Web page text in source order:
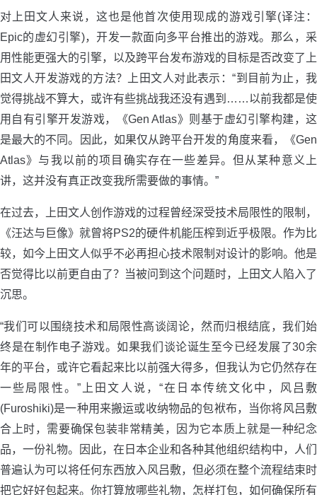
对上田文人来说，这也是他首次使用现成的游戏引擎(译注：
Epic的虚幻引擎)，开发一款面向多平台推出的游戏。那么，采
用性能更强大的引擎，以及跨平台发布游戏的目标是否改变了上
田文人开发游戏的方法？上田文人对此表示：“到目前为止，我
觉得挑战不算大，或许有些挑战我还没有遇到……以前我都是使
用自有引擎开发游戏，《Gen Atlas》则基于虚幻引擎构建，这
是最大的不同。因此，如果仅从跨平台开发的角度来看，《Gen
Atlas》与我以前的项目确实存在一些差异。但从某种意义上
讲，这并没有真正改变我所需要做的事情。”
在过去，上田文人创作游戏的过程曾经深受技术局限性的限制，
《汪达与巨像》就曾将PS2的硬件机能压榨到近乎极限。作为比
较，如今上田文人似乎不必再担心技术限制对设计的影响。他是
否觉得比以前更自由了？当被问到这个问题时，上田文人陷入了
沉思。
“我们可以围绕技术和局限性高谈阔论，然而归根结底，我们始
终是在制作电子游戏。如果我们谈论诞生至今已经发展了30余
年的平台，或许它看起来比以前强大得多，但我认为它仍然存在
一些局限性。”上田文人说，“在日本传统文化中，风吕敷
(Furoshiki)是一种用来搬运或收纳物品的包袱布，当你将风吕敷
合上时，需要确保包装非常精美，因为它本质上就是一种纪念
品，一份礼物。因此，在日本企业和各种其他组织结构中，人们
普遍认为可以将任何东西放入风吕敷，但必须在整个流程结束时
把它好好包起来。你打算放哪些礼物，怎样打包，如何确保所有